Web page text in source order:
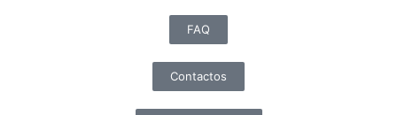
FAQ
Contactos